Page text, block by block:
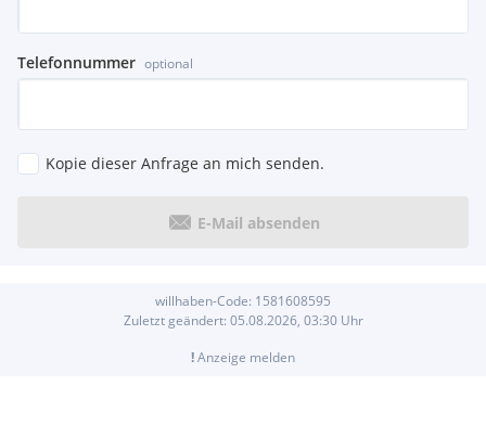
Telefonnummer optional
Kopie dieser Anfrage an mich senden.
E-Mail absenden
willhaben-Code: 1581608595
Zuletzt geändert: 05.08.2026, 03:30Uhr
!Anzeige melden